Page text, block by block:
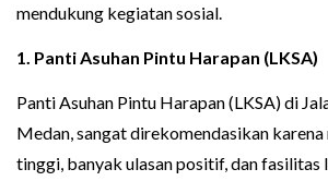
mendukung kegiatan sosial.
1. Panti Asuhan Pintu Harapan (LKSA)
Panti Asuhan Pintu Harapan (LKSA) di
Medan, sangat direkomendasikan
tinggi, banyak ulasan positif, dan fasilitas